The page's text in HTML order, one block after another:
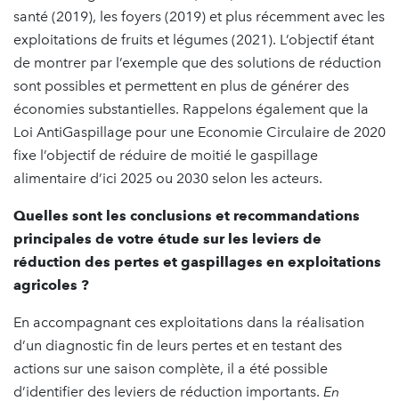
santé (2019), les foyers (2019) et plus récemment avec les
exploitations de fruits et légumes (2021). L’objectif étant
de montrer par l’exemple que des solutions de réduction
sont possibles et permettent en plus de générer des
économies substantielles. Rappelons également que la
Loi AntiGaspillage pour une Economie Circulaire de 2020
fixe l’objectif de réduire de moitié le gaspillage
alimentaire d’ici 2025 ou 2030 selon les acteurs.
Quelles sont les conclusions et recommandations
principales de votre étude sur les leviers de
réduction des pertes et gaspillages en exploitations
agricoles ?
En accompagnant ces exploitations dans la réalisation
d’un diagnostic fin de leurs pertes et en testant des
actions sur une saison complète, il a été possible
d’identifier des leviers de réduction importants. En